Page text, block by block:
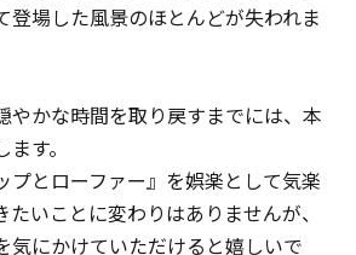
登場した風景のほとんどが失われま
やかな時間を取り戻すまでには、本
す。
プとローファー』を娯楽として気楽
いことに変わりはありませんが、
気にかけていただけると嬉しいで